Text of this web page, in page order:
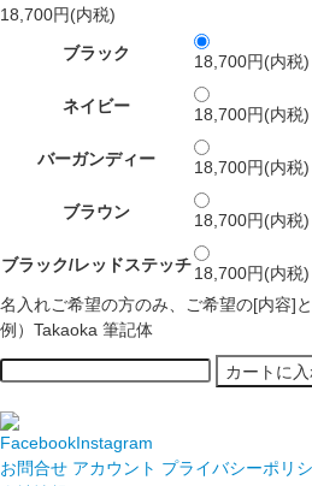
18,700円(内税)
ブラック
18,700円(内税)
ネイビー 18,700円(内税)
バーガンディー 18,700円(内税)
ブラウン 18,700円(内税)
ブラック/レッドステッチ18,700円(内税)
名入れご希望の方のみ、ご希望の[内容]
例）Takaoka 筆記体
カートに
FacebookInstagram
お問合せ アカウント プライバシーポリ